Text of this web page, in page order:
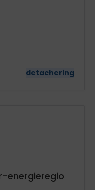
detachering
energieregio